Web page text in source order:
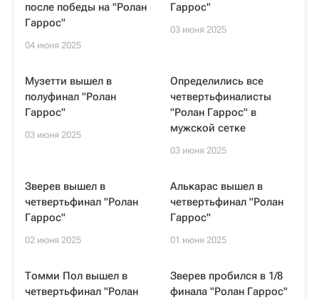
после победы на "Ролан
Гаррос"
04 июня 2025
Гаррос"
03 июня 2025
Музетти вышел в
полуфинал "Ролан
Гаррос"
03 июня 2025
Определились все
четвертьфиналисты
"Ролан Гаррос" в
мужской сетке
03 июня 2025
Зверев вышел в
четвертьфинал "Ролан
Гаррос"
02 июня 2025
Алькарас вышел в
четвертьфинал "Ролан
Гаррос"
01 июня 2025
Томми Пол вышел в
четвертьфинал "Ролан
Зверев пробился в 1/8
финала "Ролан Гаррос"